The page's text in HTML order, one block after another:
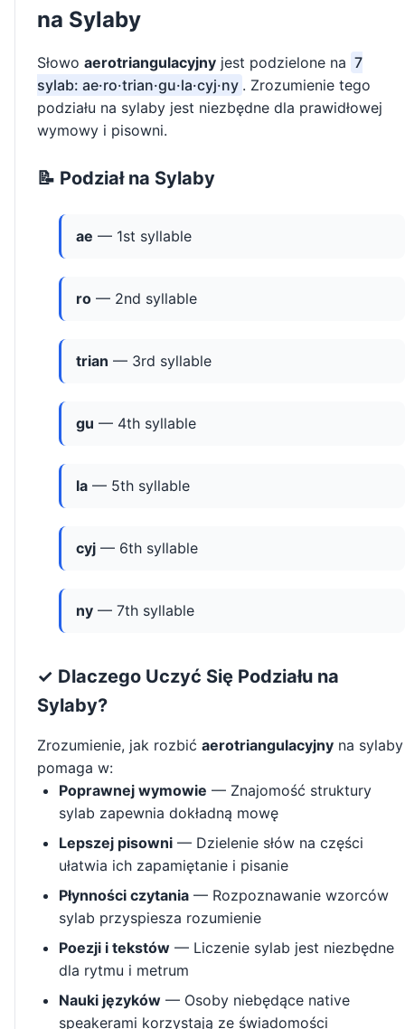
na Sylaby
Słowo aerotriangulacyjny jest podzielone na 7
sylab: ae·ro·trian·gu·la·cyj·ny . Zrozumienie tego
podziału na sylaby jest niezbędne dla prawidłowej
wymowy i pisowni.
📝 Podział na Sylaby
ae — 1st syllable
ro — 2nd syllable
trian — 3rd syllable
gu — 4th syllable
la — 5th syllable
cyj — 6th syllable
ny — 7th syllable
✓ Dlaczego Uczyć Się Podziału na
Sylaby?
Zrozumienie, jak rozbić aerotriangulacyjny na sylaby
pomaga w:
Poprawnej wymowie — Znajomość struktury
sylab zapewnia dokładną mowę
Lepszej pisowni — Dzielenie słów na części
ułatwia ich zapamiętanie i pisanie
Płynności czytania — Rozpoznawanie wzorców
sylab przyspiesza rozumienie
Poezji i tekstów — Liczenie sylab jest niezbędne
dla rytmu i metrum
Nauki języków — Osoby niebędące native
speakerami korzystają ze świadomości